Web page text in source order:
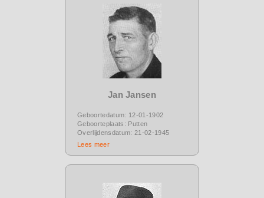
Jan Jansen
Geboortedatum: 12-01-1902
Geboorteplaats: Putten
Overlijdensdatum: 21-02-1945
Lees meer